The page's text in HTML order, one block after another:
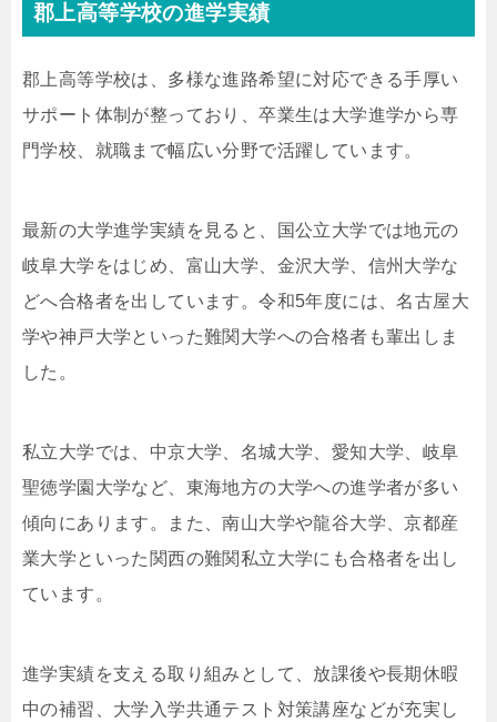
郡上高等学校の進学実績
郡上高等学校は、多様な進路希望に対応できる手厚い
サポート体制が整っており、卒業生は大学進学から専
門学校、就職まで幅広い分野で活躍しています。
最新の大学進学実績を見ると、国公立大学では地元の
岐阜大学をはじめ、富山大学、金沢大学、信州大学な
どへ合格者を出しています。令和5年度には、名古屋大
学や神戸大学といった難関大学への合格者も輩出しま
した。
私立大学では、中京大学、名城大学、愛知大学、岐阜
聖徳学園大学など、東海地方の大学への進学者が多い
傾向にあります。また、南山大学や龍谷大学、京都産
業大学といった関西の難関私立大学にも合格者を出し
ています。
進学実績を支える取り組みとして、放課後や長期休暇
中の補習、大学入学共通テスト対策講座などが充実し